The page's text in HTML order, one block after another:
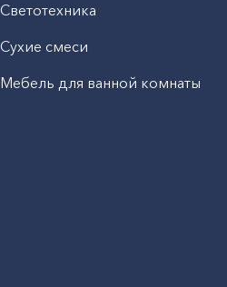
Светотехника
Сухие смеси
Мебель для ванной комнаты